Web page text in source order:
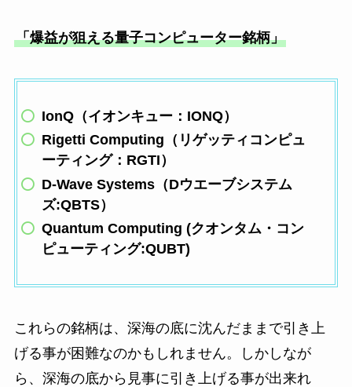
「爆益が狙える量子コンピューター銘柄」
IonQ（イオンキュー：IONQ）
Rigetti Computing（リゲッティコンピュ
ーティング：RGTI）
D-Wave Systems（Dウエーブシステム
ズ:QBTS）
Quantum Computing (クオンタム・コン
ピューティング:QUBT)
これらの銘柄は、深海の底に沈んだままで引き上
げる事が困難なのかもしれません。しかしなが
ら、深海の底から見事に引き上げる事が出来れ